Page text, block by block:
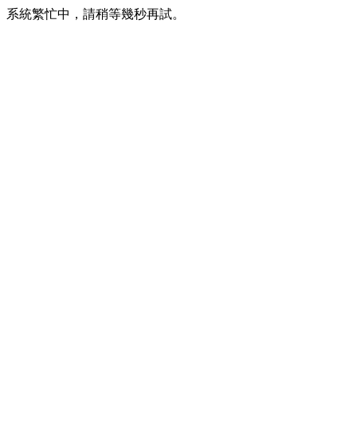
系統繁忙中，請稍等幾秒再試。